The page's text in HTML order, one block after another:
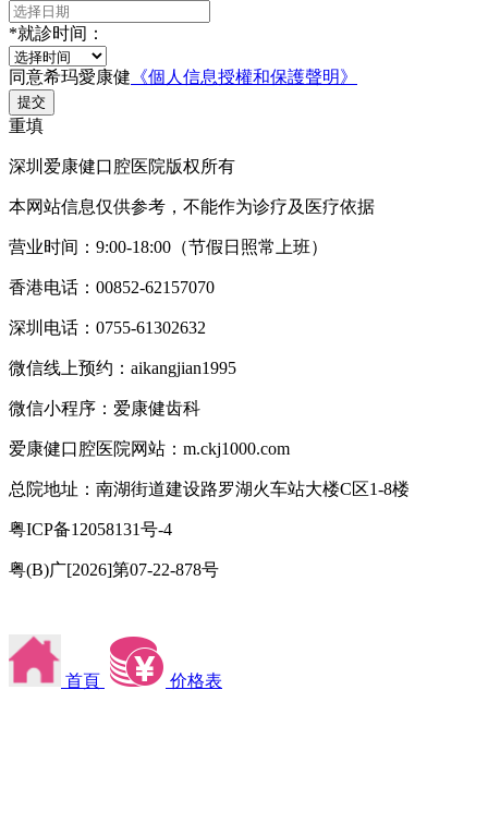
*就診时间：
同意希玛愛康健 《個人信息授權和保護聲明》
提交
重填
深圳爱康健口腔医院版权所有
本网站信息仅供参考，不能作为诊疗及医疗依据
营业时间：9:00-18:00（节假日照常上班）
香港电话：00852-62157070
深圳电话：0755-61302632
微信线上预约：aikangjian1995
微信小程序：爱康健齿科
爱康健口腔医院网站：m.ckj1000.com
总院地址：南湖街道建设路罗湖火车站大楼C区1-8楼
粤ICP备12058131号-4
粤(B)广[2026]第07-22-878号
首頁 价格表